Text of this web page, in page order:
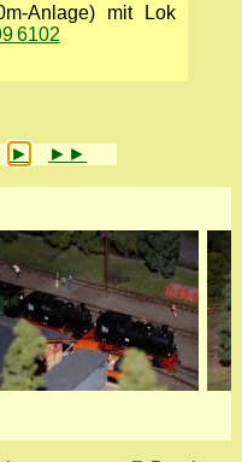
Anlage) mit Lok
6102
► ►►